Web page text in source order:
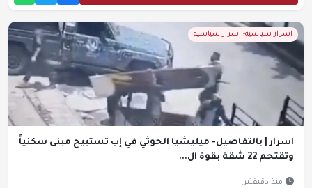
اسرار سياسية- اسرار سياسية
اسرار | بالتفاصيل- ميليشيا الحوثي في إب تستبيح مبنى سكنياً
وتقتحم 22 شقة بقوة ال...
منذ دقيقتين